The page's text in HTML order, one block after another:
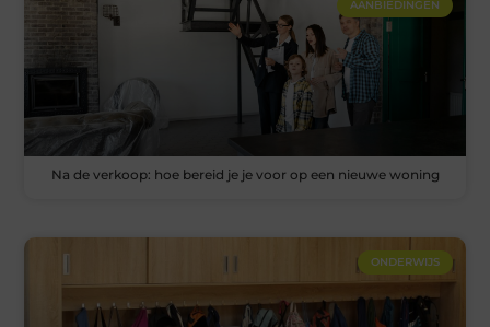
AANBIEDINGEN
Na de verkoop: hoe bereid je je voor op een nieuwe woning
ONDERWIJS